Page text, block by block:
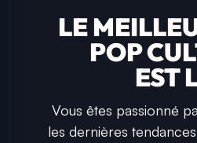
LE
POP
EST
Vous êtes passionné
les dernières